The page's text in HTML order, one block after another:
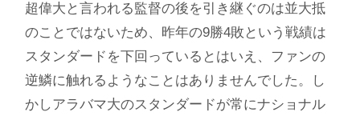
超偉大と言われる監督の後を引き継ぐのは並大抵
のことではないため、昨年の9勝4敗という戦績は
スタンダードを下回っているとはいえ、ファンの
逆鱗に触れるようなことはありませんでした。し
かしアラバマ大のスタンダードが常にナショナル